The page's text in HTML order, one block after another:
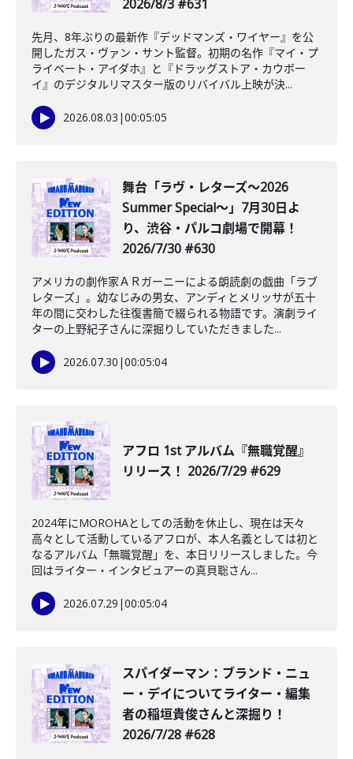
2026/8/3 #631
先月、8年ぶりの最新作『デッドマンズ・ワイヤー』を公
開したガス・ヴァン・サント監督。初期の名作『マイ・プ
ライベート・アイダホ』と『ドラッグストア・カウボー
イ』のデジタルリマスター版のリバイバル上映が決...
2026.08.03 |00:05:05
舞台「ラヴ・レターズ～2026
Summer Special～」7月30日よ
り、渋谷・パルコ劇場で開幕！
2026/7/30 #630
アメリカの劇作家ＡＲガーニーによる朗読劇の戯曲「ラブ
レターズ」。幼なじみの男女、アンディとメリッサが五十
年の間に交わした往復書簡で綴られる物語です。演劇ライ
ターの上野紀子さんに深掘りしていただきました...
2026.07.30 |00:05:04
アフロ 1st アルバム『無職覚醒』
リリース！ 2026/7/29 #629
2024年にMOROHAとしての活動を休止し、現在は天々
高々として活動しているアフロが、本人名義としては初と
なるアルバム「無職覚醒」を、本日リリースしました。今
回はライター・インタビュアーの真貝聡さん...
2026.07.29 |00:05:04
️スパイダーマン：ブランド・ニュ
ー・デイについてライター・編集
者の稲垣貴俊さんと深掘り！
2026/7/28 #628